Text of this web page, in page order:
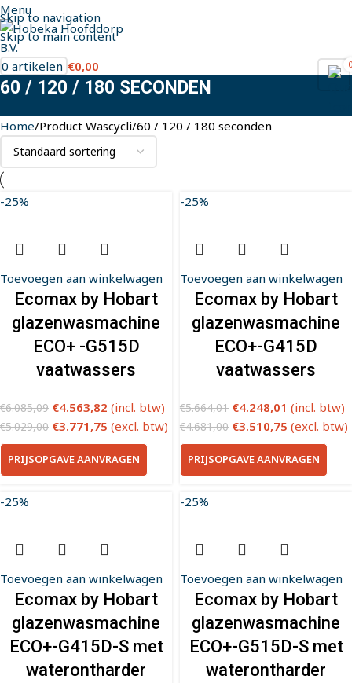
Skip to navigation
Skip to main content
Menu
0
0 artikelen €0,00
60 / 120 / 180 SECONDEN
Home Product Wascycli 60 / 120 / 180 seconden
-25%
Toevoegen aan winkelwagen
Ecomax by Hobart
glazenwasmachine
ECO+ -G515D
vaatwassers
€6.085,09 €4.563,82 (incl. btw)
€5.029,00 €3.771,75 (excl. btw)
PRIJSOPGAVE AANVRAGEN
-25%
Toevoegen aan winkelwagen
Ecomax by Hobart
glazenwasmachine
ECO+-G415D
vaatwassers
€5.664,01 €4.248,01 (incl. btw)
€4.681,00 €3.510,75 (excl. btw)
PRIJSOPGAVE AANVRAGEN
-25%
Toevoegen aan winkelwagen
Ecomax by Hobart
glazenwasmachine
ECO+-G415D-S met
waterontharder
-25%
Toevoegen aan winkelwagen
Ecomax by Hobart
glazenwasmachine
ECO+-G515D-S met
waterontharder